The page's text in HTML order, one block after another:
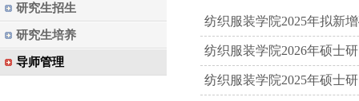
研究生招生
研究生培养
导师管理
纺织服装学院2025年拟新
纺织服装学院2026年硕士
纺织服装学院2025年硕士